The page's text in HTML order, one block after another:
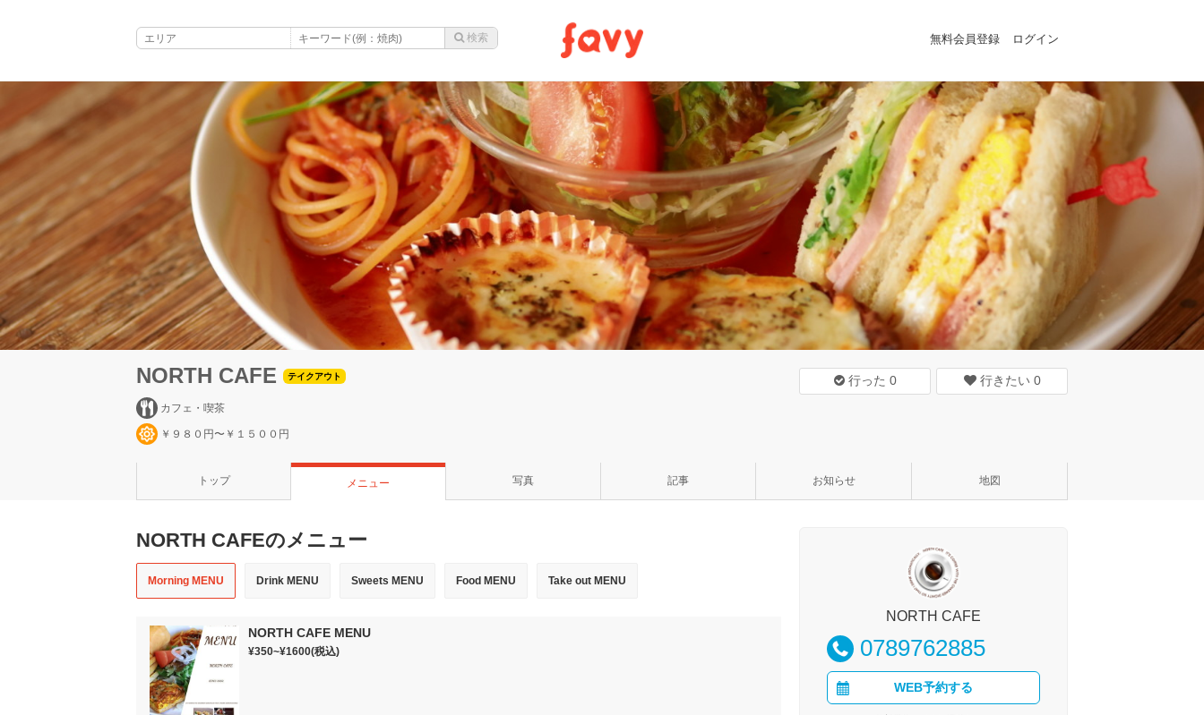
無料会員登録 ログイン
NORTH CAFE テイクアウト
カフェ・喫茶
￥９８０円〜￥１５００円
行った 0 行きたい 0
トップ メニュー 写真 記事 お知らせ 地図
NORTH CAFEのメニュー
Morning MENU Drink MENU Sweets MENU Food MENU Take out MENU
NORTH CAFE MENU
¥350~¥1600(税込)
NORTH CAFE
0789762885
WEB予約する